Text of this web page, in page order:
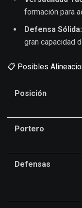
formación para
Defensa Sólida:
gran capacidad
📋 Posibles
Posición
Portero
Defensas